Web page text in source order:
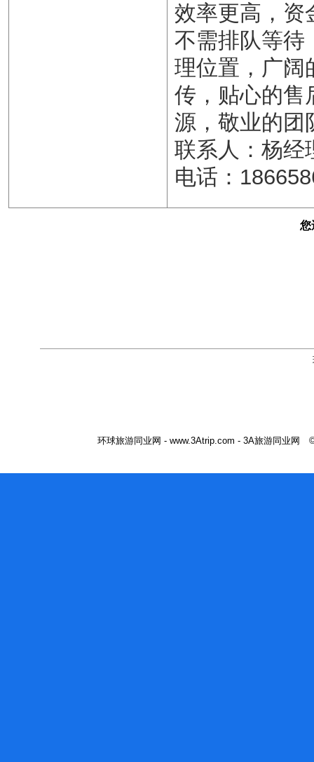
效率更高，资
不需排队等待
理位置，广阔
传，贴心的售
源，敬业的团
联系人：杨经
电话：
环球旅游同业网 - www.3Atrip.com - 3A旅游同业